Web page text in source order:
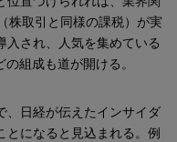
株取引と同様の課税）が実
入され、人気を集めている
組成も道が開ける。
、日経が伝えたインサイダ
とになると見込まれる。例